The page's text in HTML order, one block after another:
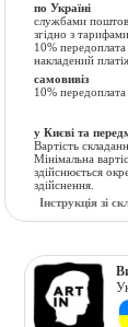
по Україні
службами
згідно з
10%
накладений
самовивіз
10%
у Києві та
Вартість
Мінімальна
здійснюється
здійснення.
Інструкція зі